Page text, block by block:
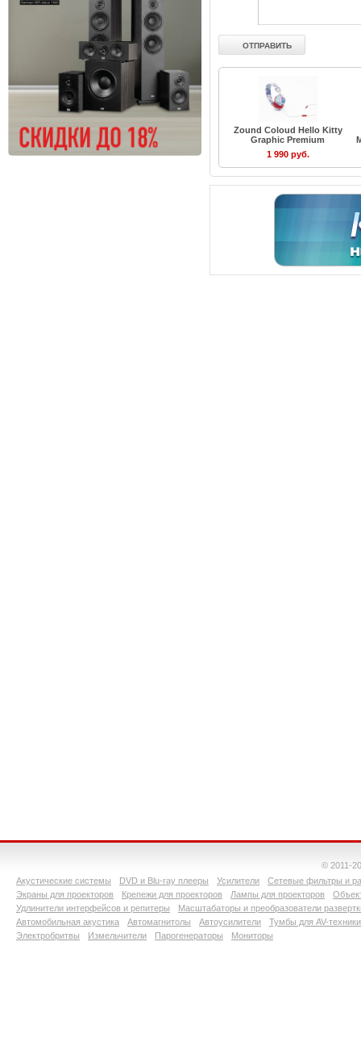
Zound Coloud Hello Kitty
Graphic Premium
1 990 руб.
© 2011-
Акустические системы
DVD и Blu-ray плееры Усилители
Сетевые фильтры и
Экраны для проекторов
Крепежи для проекторов Лампы для проекторов
Удлинители интерфейсов и репитеры
Масштабаторы и преобразователи
Автомобильная акустика
Автомагнитолы Автоусилители
Тумбы для AV-техники
Электробритвы
Измельчители Парогенераторы Мониторы